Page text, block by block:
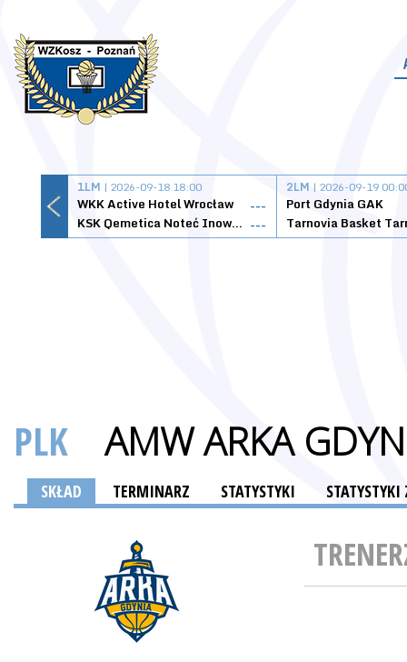
1LM | 2026-09-18 18:00
WKK Active Hotel Wrocław
---
KSK Qemetica Noteć Inowrocław ---
2LM | 2026-09-19
Port Gdynia GAK
PLK AMW ARKA
SKŁAD TERMINARZ STATYSTYKI